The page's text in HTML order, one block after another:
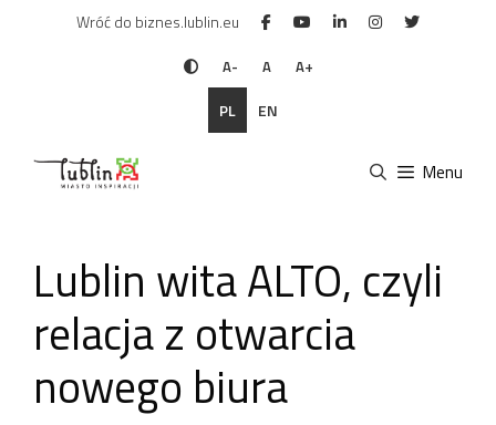
Wróć do biznes.lublin.eu
A- A A+
PL EN
Menu
Lublin wita ALTO, czyli
relacja z otwarcia
nowego biura